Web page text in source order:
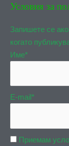
Условия за
Запишете се
когато
Име*
E-mail*
Приемам